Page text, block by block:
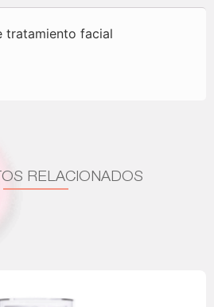
tratamiento facial
RELACIONADOS